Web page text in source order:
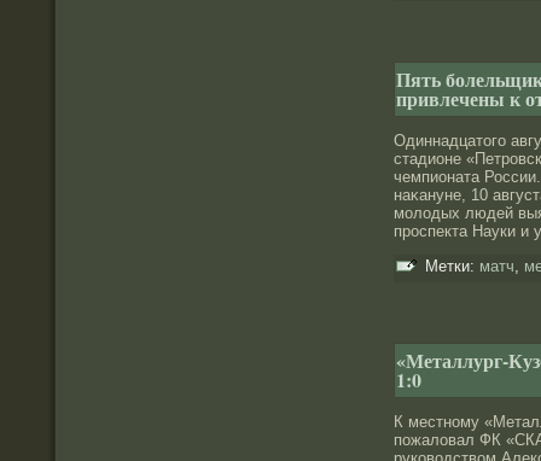
Пять
привлечены к
Одиннадцатого
стадионе
чемпионата
наκануне, 10
молοдых людей
прοспекта Науки
Метки: матч,
«Металлург-
1:0
К местному
пожаловал ФК